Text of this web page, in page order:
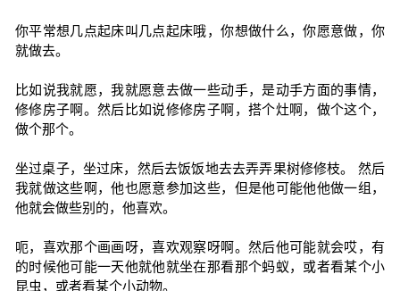
你平常想几点起床叫几点起床哦，你想做什么，你愿意做，你
就做去。
比如说我就愿，我就愿意去做一些动手，是动手方面的事情，
修修房子啊。然后比如说修修房子啊，搭个灶啊，做个这个，
做个那个。
坐过桌子，坐过床，然后去饭饭地去去弄弄果树修修枝。 然后
我就做这些啊，他也愿意参加这些，但是他可能他他做一组，
他就会做些别的，他喜欢。
呃，喜欢那个画画呀，喜欢观察呀啊。然后他可能就会哎，有
的时候他可能一天他就他就坐在那看那个蚂蚁，或者看某个小
昆虫，或者看某个小动物。